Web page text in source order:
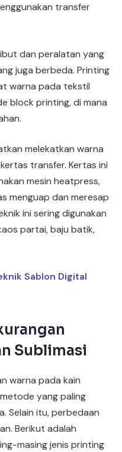
transfer
dan peralatan yang
juga berbeda. Printing
warna pada tekstil
block printing, di mana
melekatkan warna
transfer. Kertas ini
mesin heatpress,
menguap dan meresap
ini sering digunakan
partai, baju batik,
Sablon Digital
Sublimasi
warna pada kain
yang paling
Selain itu, perbedaan
Berikut adalah
masing jenis printing